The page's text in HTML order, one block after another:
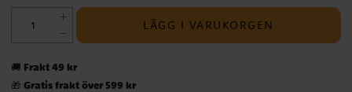
LÄGG I VARUKORGEN
🚚 Frakt 49 kr
🎁 Gratis frakt över 599 kr